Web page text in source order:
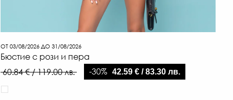
ОТ 03/08/2026 ДО 31/08/2026
Бюстие с рози и пера
60.84 € / 119.00 лв.
-30% 42.59 € / 83.30 лв.